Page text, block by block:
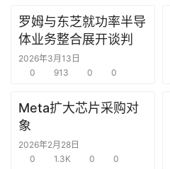
研
选
报
创
投
之
罗姆与东芝就功率半导
体业务整合展开谈判
2026年3月13日
0
913 0 0
Meta扩大芯片采购对
象
2026年2月28日
0
1.3K 0 0